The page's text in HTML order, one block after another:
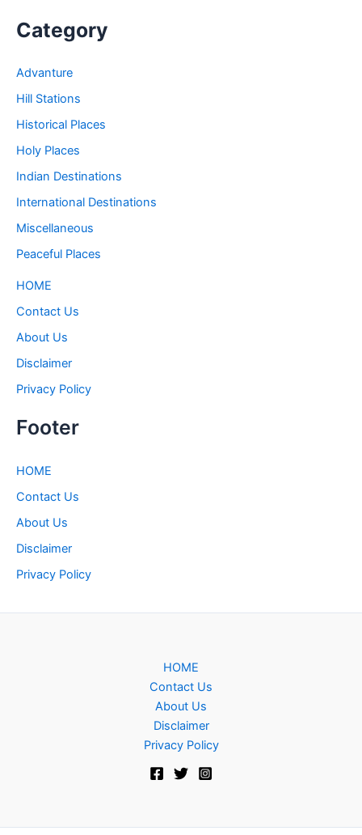
Category
Advanture
Hill Stations
Historical Places
Holy Places
Indian Destinations
International Destinations
Miscellaneous
Peaceful Places
HOME
Contact Us
About Us
Disclaimer
Privacy Policy
Footer
HOME
Contact Us
About Us
Disclaimer
Privacy Policy
HOME
Contact Us
About Us
Disclaimer
Privacy Policy